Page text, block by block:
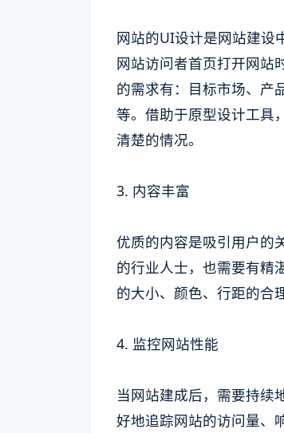
网站的UI设计是网站建设
网站访问者首页打开网站
的需求有：目标市场、产
等。借助于原型设计工具
清楚的情况。
3. 内容丰富
优质的内容是吸引用户的
的行业人士，也需要有精
的大小、颜色、行距的合
4. 监控网站性能
当网站建成后，需要持续
好地追踪网站的访问量、